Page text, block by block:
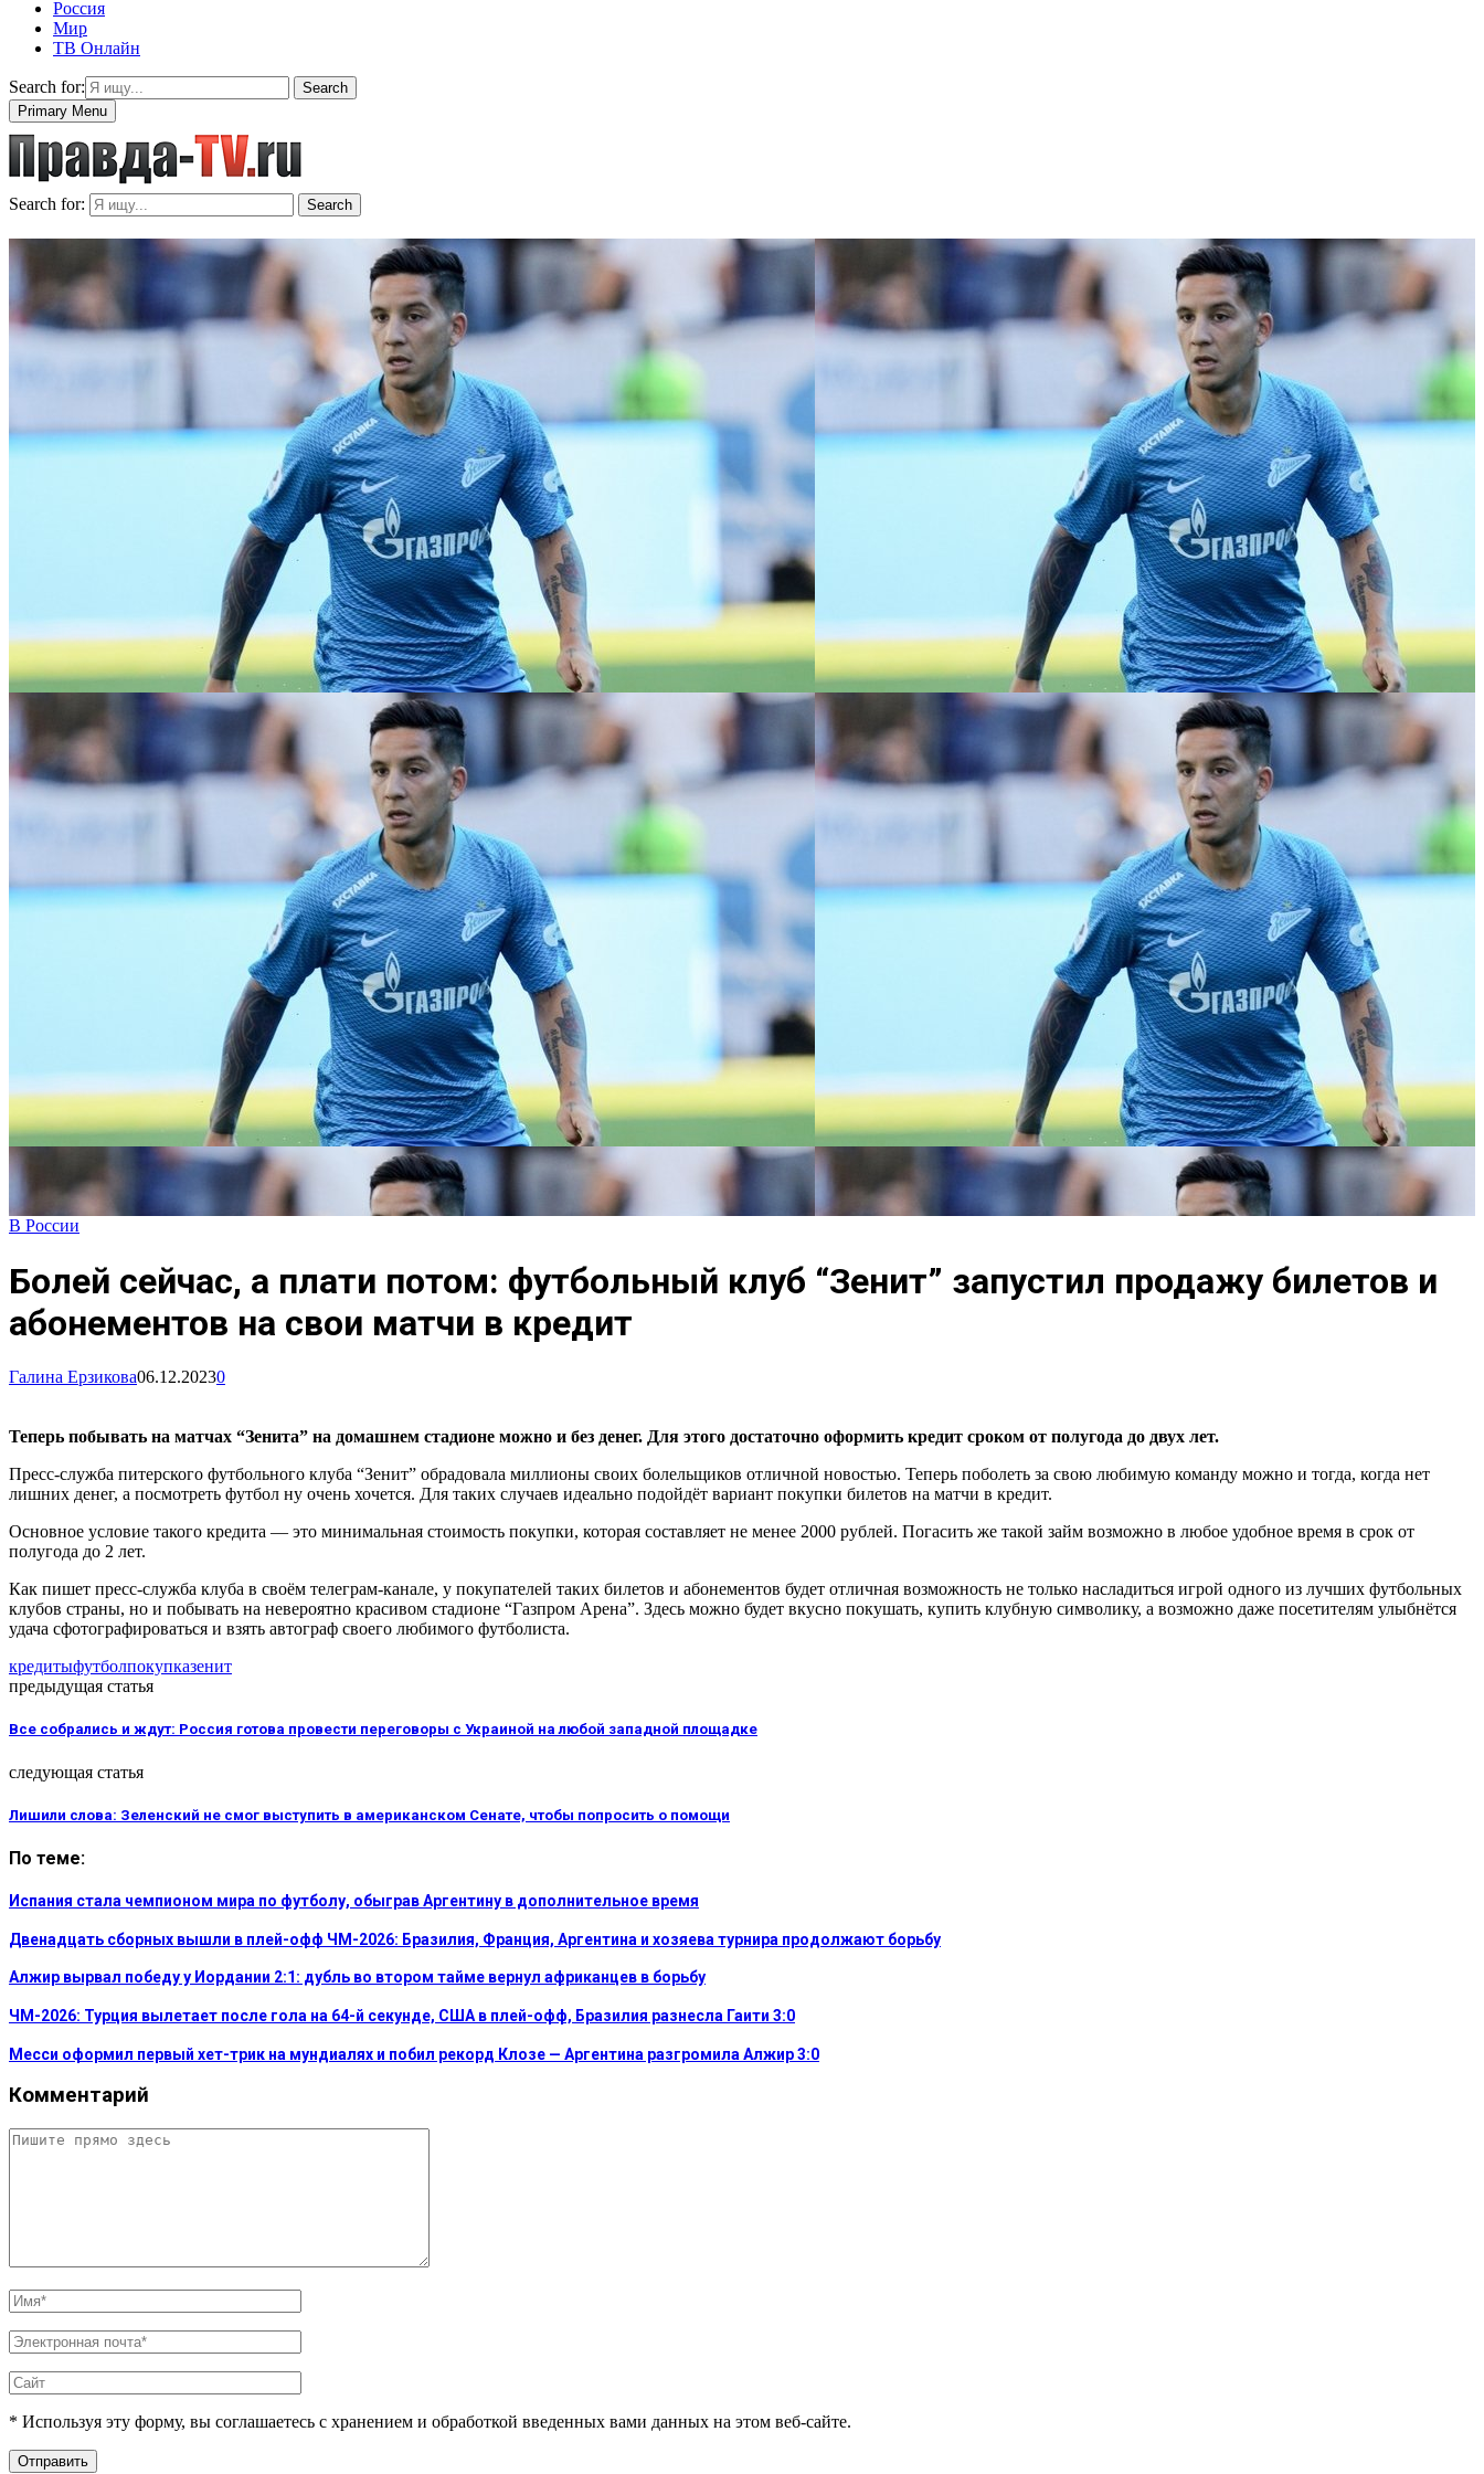
Россия
Мир
ТВ Онлайн
Search for:
Search
Primary Menu
Search for: Search
В России
Болей сейчас, а плати потом: футбольный клуб “Зенит” запустил продажу билетов и
абонементов на свои матчи в кредит
Галина Ерзикова06.12.20230
Теперь побывать на матчах “Зенита” на домашнем стадионе можно и без денег. Для этого достаточно оформить кредит сроком от полугода до двух лет.
Пресс-служба питерского футбольного клуба “Зенит” обрадовала миллионы своих болельщиков отличной новостью. Теперь поболеть за свою любимую команду можно и тогда, когда нет
лишних денег, а посмотреть футбол ну очень хочется. Для таких случаев идеально подойдёт вариант покупки билетов на матчи в кредит.
Основное условие такого кредита — это минимальная стоимость покупки, которая составляет не менее 2000 рублей. Погасить же такой займ возможно в любое удобное время в срок от
полугода до 2 лет.
Как пишет пресс-служба клуба в своём телеграм-канале, у покупателей таких билетов и абонементов будет отличная возможность не только насладиться игрой одного из лучших футбольных
клубов страны, но и побывать на невероятно красивом стадионе “Газпром Арена”. Здесь можно будет вкусно покушать, купить клубную символику, а возможно даже посетителям улыбнётся
удача сфотографироваться и взять автограф своего любимого футболиста.
кредитыфутболпокупказенит
предыдущая статья
Все собрались и ждут: Россия готова провести переговоры с Украиной на любой западной площадке
следующая статья
Лишили слова: Зеленский не смог выступить в американском Сенате, чтобы попросить о помощи
По теме:
Испания стала чемпионом мира по футболу, обыграв Аргентину в дополнительное время
Двенадцать сборных вышли в плей-офф ЧМ-2026: Бразилия, Франция, Аргентина и хозяева турнира продолжают борьбу
Алжир вырвал победу у Иордании 2:1: дубль во втором тайме вернул африканцев в борьбу
ЧМ-2026: Турция вылетает после гола на 64-й секунде, США в плей-офф, Бразилия разнесла Гаити 3:0
Месси оформил первый хет-трик на мундиалях и побил рекорд Клозе — Аргентина разгромила Алжир 3:0
Комментарий
* Используя эту форму, вы соглашаетесь с хранением и обработкой введенных вами данных на этом веб-сайте.